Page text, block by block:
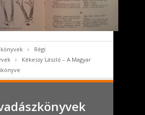
Régi
Kékessy László – A Magyar